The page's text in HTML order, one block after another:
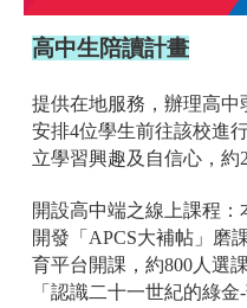
高中生陪讀計畫
提供在地服務，辦理高中
安排4位學生前往該校進
立學習興趣及自信心，約
開設高中端之線上課程
開發「APCS大補帖」磨
育平台開課，約800人選
「認識二十一世紀的綠